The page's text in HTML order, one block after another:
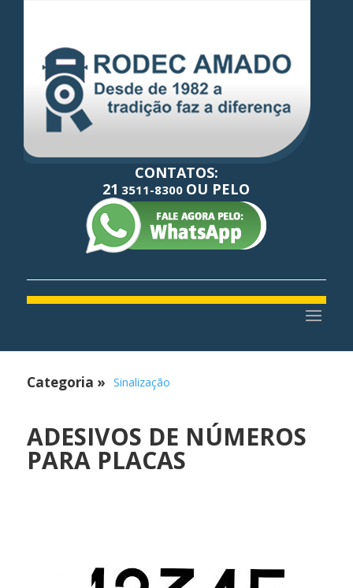
CONTATOS:
21 3511-8300 OU PELO
Categoria » Sinalização
ADESIVOS DE NÚMEROS
PARA PLACAS